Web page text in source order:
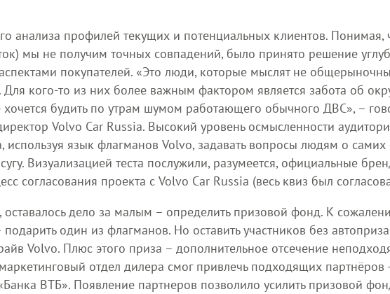
анализа профилей текущих и потенциальных клиентов.
мы не получим точных совпадений, было принято решение
покупателей. «Это люди, которые мыслят не
Для кого-то из них более важным фактором является забота об
будить по утрам шумом работающего обычного ДВС», –
Volvo Car Russia. Высокий уровень осмысленности
используя язык флагманов Volvo, задавать вопросы людям о
Визуализацией теста послужили, разумеется, официальные
согласования проекта с Volvo Car Russia (весь квиз был
оставалось дело за малым – определить призовой фонд. К
один из флагманов. Но оставить участников без
Volvo. Плюс этого приза – дополнительное отсечение
отдел дилера смог привлечь подходящих партнёров
ВТБ». Появление партнеров позволило усилить призовой